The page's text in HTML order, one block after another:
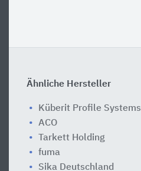
Ähnliche Hersteller
Küberit Profile Systems
ACO
Tarkett Holding
fuma
Sika Deutschland